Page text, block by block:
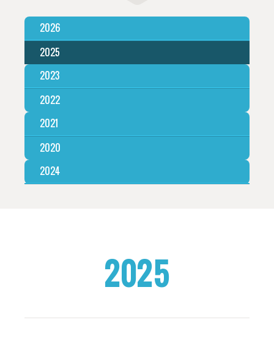
2026
2025
2023
2022
2021
2020
2024
2025